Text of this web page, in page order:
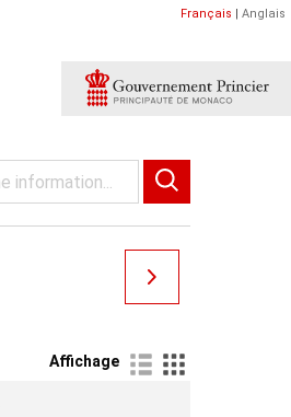
Français | Anglais
Affichage